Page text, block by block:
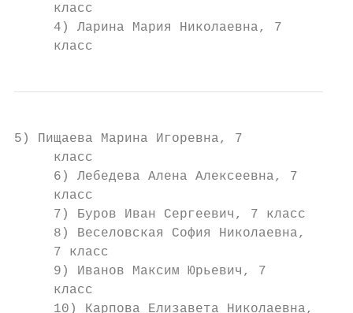
     класс
     4) Ларина Мария Николаевна, 7
     класс
5) Пищаева Марина Игоревна, 7
     класс
     6) Лебедева Алена Алексеевна, 7
     класс
     7) Буров Иван Сергеевич, 7 класс
     8) Веселовская София Николаевна,
     7 класс
     9) Иванов Максим Юрьевич, 7
     класс
     10) Карпова Елизавета Николаевна,